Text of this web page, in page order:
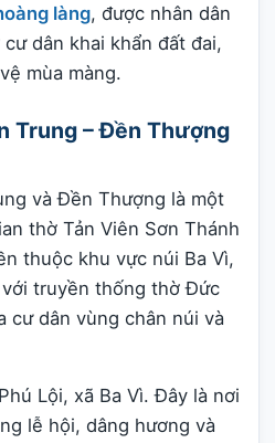
làng, được nhân dân
dân khai khẩn đất đai,
mùa màng.
Trung – Đền Thượng
và Đền Thượng là một
thờ Tản Viên Sơn Thánh
thuộc khu vực núi Ba Vì,
với truyền thống thờ Đức
cư dân vùng chân núi và
Lội, xã Ba Vì. Đây là nơi
lễ hội, dâng hương và